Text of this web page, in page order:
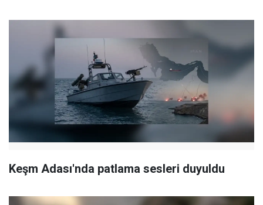
Keşm Adası'nda patlama sesleri duyuldu